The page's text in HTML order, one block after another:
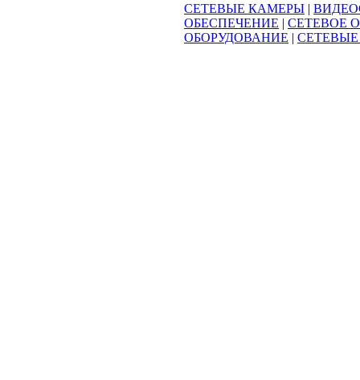
СЕТЕВЫЕ КАМЕРЫ |
ОБЕСПЕЧЕНИЕ | СЕТЕВОЕ
ОБОРУДОВАНИЕ |